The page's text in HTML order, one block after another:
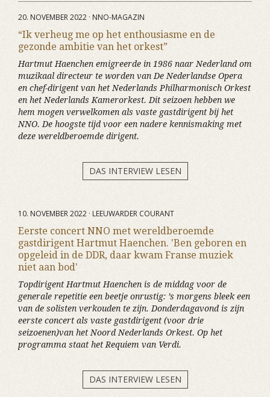
20. NOVEMBER 2022 · NNO-MAGAZIN
“Ik verheug me op het enthousiasme en de
gezonde ambitie van het orkest”
Hartmut Haenchen emigreerde in 1986 naar Nederland om
muzikaal directeur te worden van De Nederlandse Opera
en chef-dirigent van het Nederlands Philharmonisch Orkest
en het Nederlands Kamerorkest. Dit seizoen hebben we
hem mogen verwelkomen als vaste gastdirigent bij het
NNO. De hoogste tijd voor een nadere kennismaking met
deze wereldberoemde dirigent.
DAS INTERVIEW LESEN
10. NOVEMBER 2022 · LEEUWARDER COURANT
Eerste concert NNO met wereldberoemde
gastdirigent Hartmut Haenchen. 'Ben geboren en
opgeleid in de DDR, daar kwam Franse muziek
niet aan bod'
Topdirigent Hartmut Haenchen is de middag voor de
generale repetitie een beetje onrustig: ’s morgens bleek een
van de solisten verkouden te zijn. Donderdagavond is zijn
eerste concert als vaste gastdirigent (voor drie
seizoenen)van het Noord Nederlands Orkest. Op het
programma staat het Requiem van Verdi.
DAS INTERVIEW LESEN